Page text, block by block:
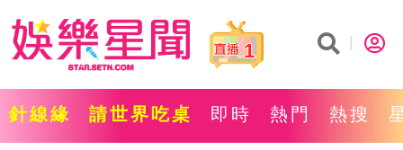
1
針線緣 請世界吃桌 即時 熱門 熱搜